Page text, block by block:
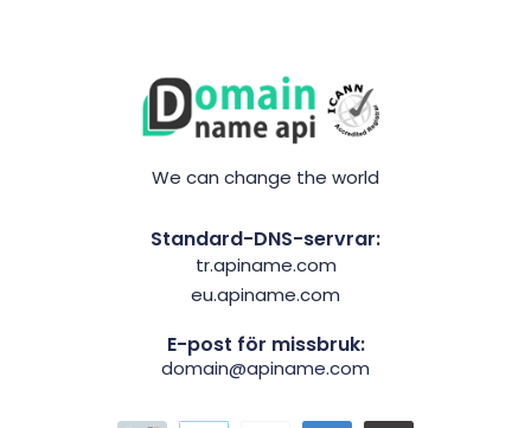
We can change the world
Standard-DNS-servrar:
tr.apiname.com
eu.apiname.com
E-post för missbruk:
domain@apiname.com